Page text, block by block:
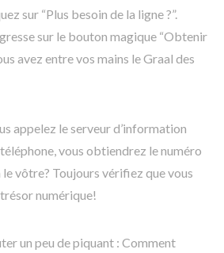
sur “Plus besoin de la ligne ?”.
sur le bouton magique “Obtenir
avez entre vos mains le Graal des
appelez le serveur d’information
vous obtiendrez le numéro
vôtre? Toujours vérifiez que vous
numérique!
un peu de piquant : Comment